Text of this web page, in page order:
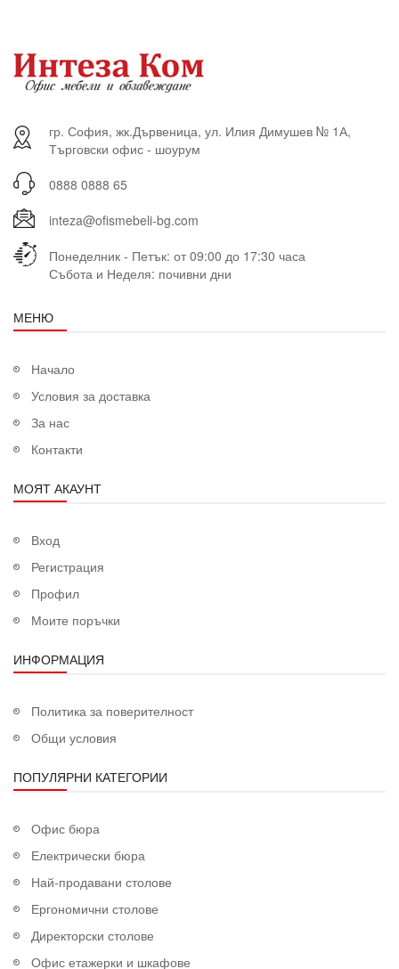
гр. София, жк.Дървеница, ул. Илия Димушев № 1А,
Търговски офис - шоурум
0888 0888 65
inteza@ofismebeli-bg.com
Понеделник - Петък: от 09:00 до 17:30 часа
Събота и Неделя: почивни дни
МЕНЮ
Начало
Условия за доставка
За нас
Контакти
МОЯТ АКАУНТ
Вход
Регистрация
Профил
Моите поръчки
ИНФОРМАЦИЯ
Политика за поверителност
Общи условия
ПОПУЛЯРНИ КАТЕГОРИИ
Офис бюра
Електрически бюра
Най-продавани столове
Ергономични столове
Директорски столове
Офис етажерки и шкафове